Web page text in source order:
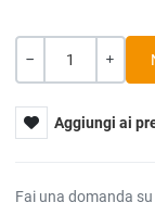
Quantità
Aggiungi ai
Fai una domanda